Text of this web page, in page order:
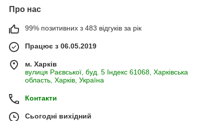
Про нас
99% позитивних з 483 відгуків за рік
Працює з 06.05.2019
м. Харків
вулиця Раєвської, буд. 5 Індекс 61068, Харківська
область, Харків, Україна
Контакти
Сьогодні вихідний